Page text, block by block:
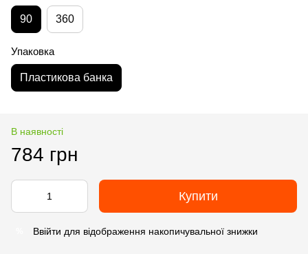
90 360
Упаковка
Пластикова банка
В наявності
784 грн
Купити
Ввійти для відображення накопичувальної знижки